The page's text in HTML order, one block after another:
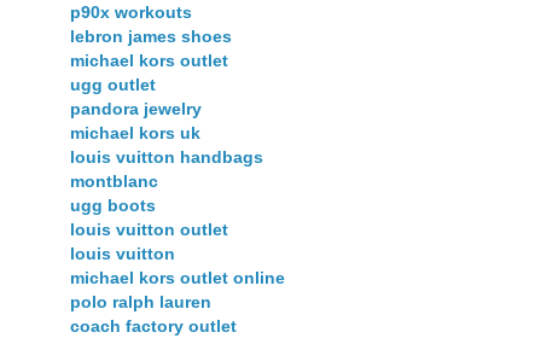
p90x workouts
lebron james shoes
michael kors outlet
ugg outlet
pandora jewelry
michael kors uk
louis vuitton handbags
montblanc
ugg boots
louis vuitton outlet
louis vuitton
michael kors outlet online
polo ralph lauren
coach factory outlet